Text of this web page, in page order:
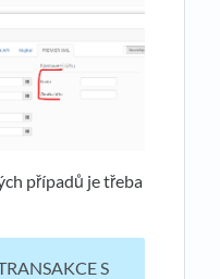
případů je třeba
S